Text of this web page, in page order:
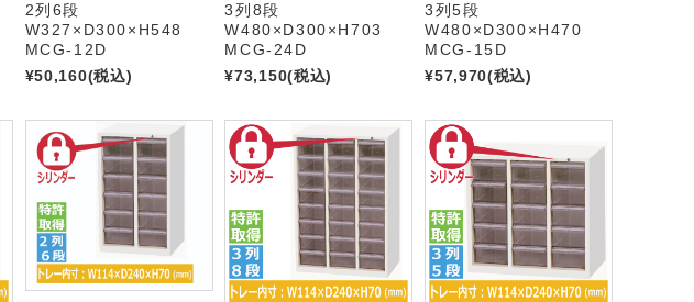
2列6段
W327×D300×H548
MCG-12D
¥50,160(税込)
3列8段
W480×D300×H703
MCG-24D
¥73,150(税込)
3列5段
W480×D300×H470
MCG-15D
¥57,970(税込)